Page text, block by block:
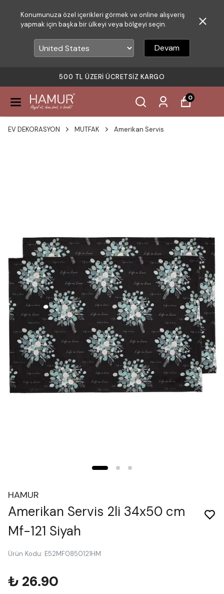
Konumunuza özel içerikleri görmek ve online alışveriş
yapmak için başka bir ülkeyi veya bölgeyi seçin.
Devam
500 TL ÜZERI ÜCRETSIZ KARGO
0
EV DEKORASYON MUTFAK Amerikan Servis
HAMUR
Amerikan Servis 2li 34x50 cm
Mf-121 Siyah
Ürün Kodu: E52MF0850121HM
₺ 26.90